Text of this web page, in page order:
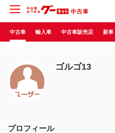
中古車 輸入車 中古車販売店 新車
ゴルゴ13
プロフィール